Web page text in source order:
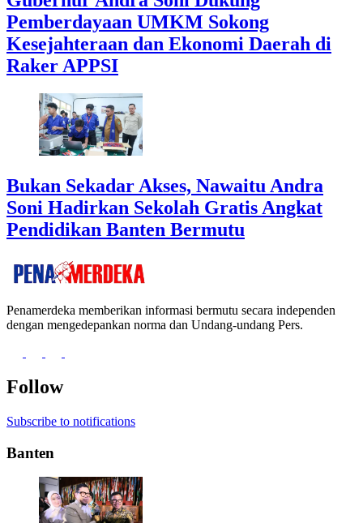
Pemberdayaan UMKM Sokong
Kesejahteraan dan Ekonomi Daerah di
Raker APPSI
Bukan Sekadar Akses, Nawaitu Andra
Soni Hadirkan Sekolah Gratis Angkat
Pendidikan Banten Bermutu
Penamerdeka memberikan informasi bermutu secara independen
dengan mengedepankan norma dan Undang-undang Pers.
Follow
Subscribe to notifications
Banten